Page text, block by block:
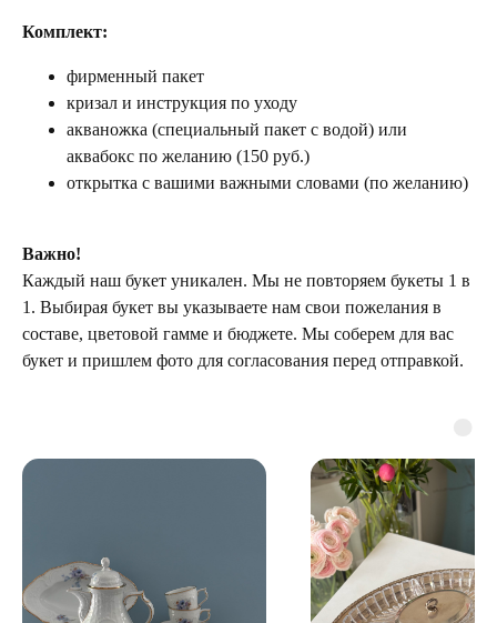
Комплект:
фирменный пакет
кризал и инструкция по уходу
акваножка (специальный пакет с водой) или
аквабокс по желанию (150 руб.)
открытка с вашими важными словами (по желанию)
Важно!
Каждый наш букет уникален. Мы не повторяем букеты 1 в
1. Выбирая букет вы указываете нам свои пожелания в
составе, цветовой гамме и бюджете. Мы соберем для вас
букет и пришлем фото для согласования перед отправкой.
info@plombirflowers.ru
Каждый день с 9:00 до 21:00
УЛ. КИРОЧНАЯ, 8Б